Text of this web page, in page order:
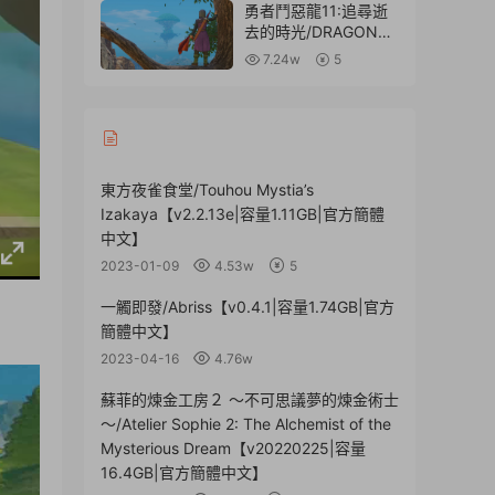
勇者鬥惡龍11:追尋逝
去的時光/DRAGON
QUEST XI: Echoes of
7.24w 5
東方夜雀食堂/Touhou Mystia’s
Izakaya【v2.2.13e|容量1.11GB|官方簡體
中文】
2023-01-09 4.53w 5
一觸即發/Abriss【v0.4.1|容量1.74GB|官方
簡體中文】
2023-04-16 4.76w
蘇菲的煉金工房２ ～不可思議夢的煉金術士
～/Atelier Sophie 2: The Alchemist of the
Mysterious Dream【v20220225|容量
16.4GB|官方簡體中文】